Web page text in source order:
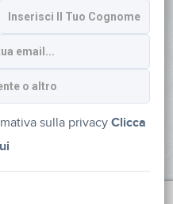
sulla privacyClicca